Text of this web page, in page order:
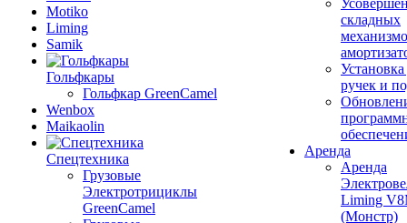
Motiko
Liming
Samik
Гольфкары
Гольфкар GreenCamel
Wenbox
Maikaolin
Спецтехника
Грузовые
Электротрициклы
GreenCamel
складных
ручек и
Аренда
Аренда
Liming
(Монстр)